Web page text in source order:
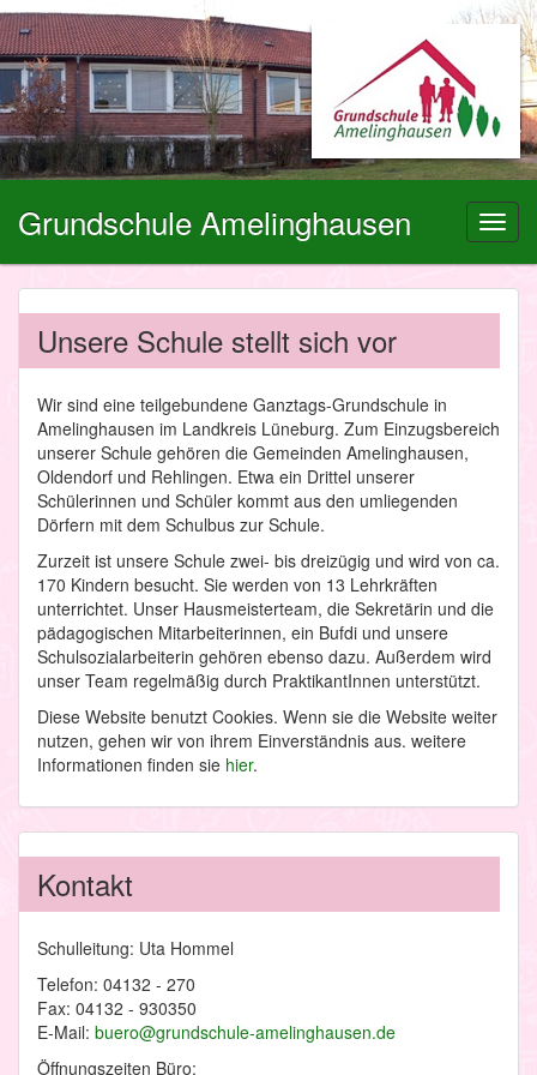
Grundschule Amelinghausen
Unsere Schule stellt sich vor
Wir sind eine teilgebundene Ganztags-Grundschule in
Amelinghausen im Landkreis Lüneburg. Zum Einzugsbereich
unserer Schule gehören die Gemeinden Amelinghausen,
Oldendorf und Rehlingen. Etwa ein Drittel unserer
Schülerinnen und Schüler kommt aus den umliegenden
Dörfern mit dem Schulbus zur Schule.
Zurzeit ist unsere Schule zwei- bis dreizügig und wird von ca.
170 Kindern besucht. Sie werden von 13 Lehrkräften
unterrichtet. Unser Hausmeisterteam, die Sekretärin und die
pädagogischen Mitarbeiterinnen, ein Bufdi und unsere
Schulsozialarbeiterin gehören ebenso dazu. Außerdem wird
unser Team regelmäßig durch PraktikantInnen unterstützt.
Diese Website benutzt Cookies. Wenn sie die Website weiter
nutzen, gehen wir von ihrem Einverständnis aus. weitere
Informationen finden sie hier.
Kontakt
Schulleitung: Uta Hommel
Telefon: 04132 - 270
Fax: 04132 - 930350
E-Mail: buero@grundschule-amelinghausen.de
Öffnungszeiten Büro: